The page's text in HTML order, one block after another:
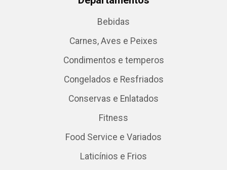
Bebidas
Carnes, Aves e Peixes
Condimentos e temperos
Congelados e Resfriados
Conservas e Enlatados
Fitness
Food Service e Variados
Laticínios e Frios